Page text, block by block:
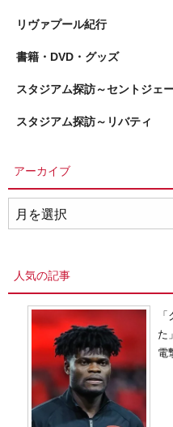
リヴァプール紀行
書籍・DVD・グッズ
スタジアム探訪～セントジェ
スタジアム探訪～リバティ
アーカイブ
ー
人気の記事
た
電